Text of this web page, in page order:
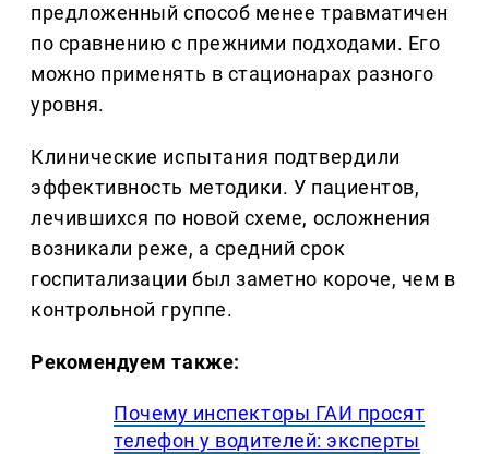
предложенный способ менее травматичен
по сравнению с прежними подходами. Его
можно применять в стационарах разного
уровня.
Клинические испытания подтвердили
эффективность методики. У пациентов,
лечившихся по новой схеме, осложнения
возникали реже, а средний срок
госпитализации был заметно короче, чем в
контрольной группе.
Рекомендуем также:
Почему инспекторы ГАИ просят
телефон у водителей: эксперты